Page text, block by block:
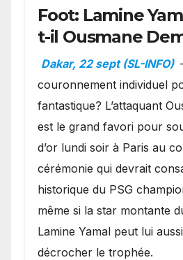
Foot: Lamine
t-il Ousmane
Ballon d’or ?
Dakar, 22 sept (SL-INFO)
couronnement individuel
fantastique? L’attaquant
est le grand favori pour
d’or lundi soir à Paris au
cérémonie qui devrait
historique du PSG
même si la star montante
Lamine Yamal peut lui
décrocher le trophée.